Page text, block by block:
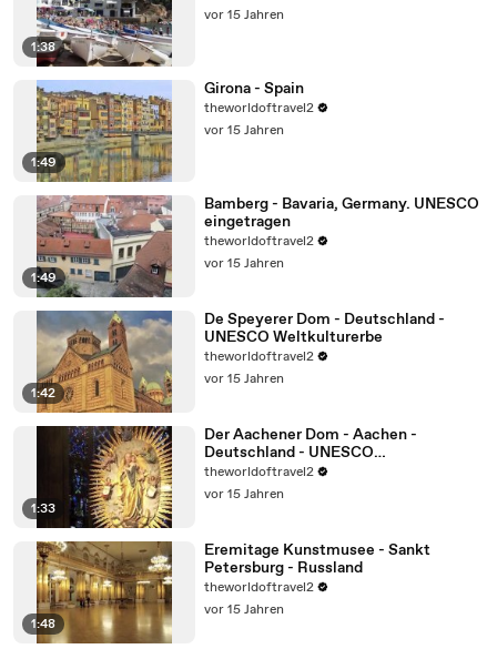
1:38
vor 15 Jahren
1:49
Girona - Spain
theworldoftravel2
vor 15 Jahren
1:49
Bamberg - Bavaria, Germany. UNESCO
eingetragen
theworldoftravel2
vor 15 Jahren
1:42
De Speyerer Dom - Deutschland -
UNESCO Weltkulturerbe
theworldoftravel2
vor 15 Jahren
1:33
Der Aachener Dom - Aachen -
Deutschland - UNESCO
Weltkulturerbe
theworldoftravel2
vor 15 Jahren
1:48
Eremitage Kunstmusee - Sankt
Petersburg - Russland
theworldoftravel2
vor 15 Jahren